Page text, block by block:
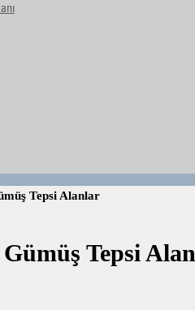
Tepsi Alanlar
Tepsi